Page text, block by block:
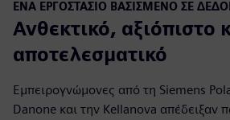
ΈΝΑ ΕΡΓΟΣΤΆΣΙΟ ΒΑΣΙΣΜΈΝΟ ΣΕ
Ανθεκτικό, αξιόπιστο
αποτελεσματικό
Εμπειρογνώμονες από τη Siemens
Danone και την Kellanova απέδειξαν